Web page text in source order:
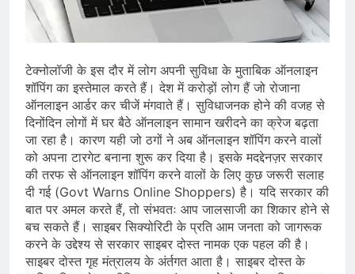
भारत ने 39 पदकों के साथ अभियान चौथे
स्थान पर समाप्त किया
स्वतंत्रता दिवस से पहले देशभर में ‘हर घर
तैयारियाँ तेज़
August 7, 2026
IMD ने कई राज्यों में भारी बारिश और बाढ़ की
चेतावनी जारी की, उत्तर भारत और पूर्वोत्तर में
हाई अलर्ट
August 7, 2026
टेक्नोलॉजी के इस दौर में लोग अपनी सुविधा के मुताबिक ऑनलाइन
शॉपिंग का इस्तेमाल करते हैं। देश में करोड़ों लोग हैं जो रोजाना
ऑनलाइन आर्डर कर चीजें मंगवाते हैं। सुविधाजनक होने की वजह से
दिनोंदिन लोगों में घर बैठे ऑनलाइन सामान खरीदने का क्रेज बढ़ता
जा रहा है। कारण यही जो ठगों ने अब ऑनलाइन शॉपिंग करने वालों
को अपना टारगेट बनाना शुरू कर दिया है। इसके मदद्देनज़र सरकार
की तरफ से ऑनलाइन शॉपिंग करने वालों के लिए कुछ जरूरी सलाह
दी गई (Govt Warns Online Shoppers) है। यदि सरकार की
बात पर अमल करते हैं, तो संभवतः आप जालसाजी का शिकार होने से
बच सकते हैं। साइबर सिक्योरिटी के प्रति आम जनता को जागरूक
करने के उद्देश्य से सरकार साइबर दोस्त नामक एक पहल की है।
साइबर दोस्त गृह मंत्रालय के अंर्तगत आता है। साइबर दोस्त के